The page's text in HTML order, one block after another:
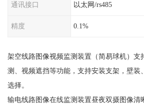
通讯接口 以太网/rs485
精度 0.1%
架空线路图像视频监测装置（简易球机）支
测、视频遮挡等功能，支持安装支架，壁装
选择。
输电线路图像在线监测装置昼夜双摄图像清